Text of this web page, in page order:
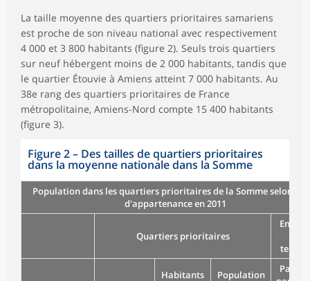
La taille moyenne des quartiers prioritaires samariens
est proche de son niveau national avec respectivement
4 000 et 3 800 habitants (figure 2). Seuls trois quartiers
sur neuf hébergent moins de 2 000 habitants, tandis que
le quartier Étouvie à Amiens atteint 7 000 habitants. Au
38e rang des quartiers prioritaires de France
métropolitaine, Amiens-Nord compte 15 400 habitants
(figure 3).
Figure 2– Des tailles de quartiers prioritaires
dans la moyenne nationale dans la Somme
Population dans les quartiers prioritaires de la Somme selon
d'appartenance en 2011
Quartiers prioritaires
Habitants
Population
Part